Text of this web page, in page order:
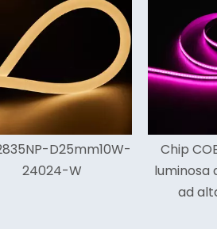
Chip COB 840 Striscia
luminosa a led RGB Cob
Cob